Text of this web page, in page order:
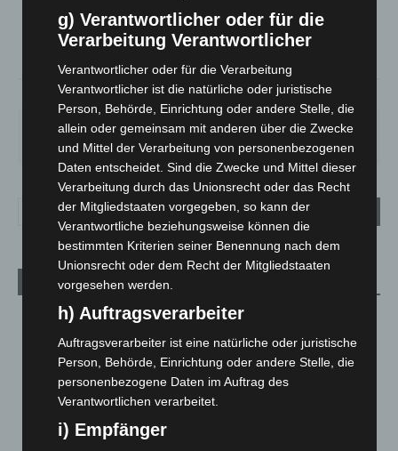
25.1°C
24.4°
34% 2.6m/s 6%
SA.
26°
SO.
34°
MO.
26°
DI.
23°
MI.
26°
Aktuelle Beiträge
Kunst trifft Weingenuss: Barbara-Susann Mehring zeigt ihre
8. August 2026
A2: Zweite Turbobaustelle startet zwischen Hannover-West
und Bothfeld
8. August 2026
g) Verantwortlicher oder für die
Verarbeitung Verantwortlicher
Verantwortlicher oder für die Verarbeitung
Verantwortlicher ist die natürliche oder juristische
Person, Behörde, Einrichtung oder andere Stelle, die
allein oder gemeinsam mit anderen über die Zwecke
und Mittel der Verarbeitung von personenbezogenen
Daten entscheidet. Sind die Zwecke und Mittel dieser
Verarbeitung durch das Unionsrecht oder das Recht
der Mitgliedstaaten vorgegeben, so kann der
Verantwortliche beziehungsweise können die
bestimmten Kriterien seiner Benennung nach dem
Unionsrecht oder dem Recht der Mitgliedstaaten
vorgesehen werden.
h) Auftragsverarbeiter
Auftragsverarbeiter ist eine natürliche oder juristische
Person, Behörde, Einrichtung oder andere Stelle, die
personenbezogene Daten im Auftrag des
Verantwortlichen verarbeitet.
i) Empfänger